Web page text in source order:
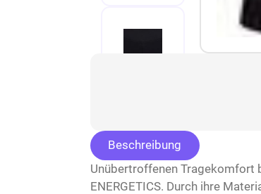
Beschreibung
Unübertroffenen Tragekomfort
ENERGETICS. Durch ihre